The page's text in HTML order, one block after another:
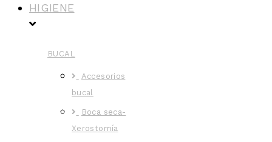
HIGIENE
BUCAL
Accesorios
bucal
Boca seca-
Xerostomía